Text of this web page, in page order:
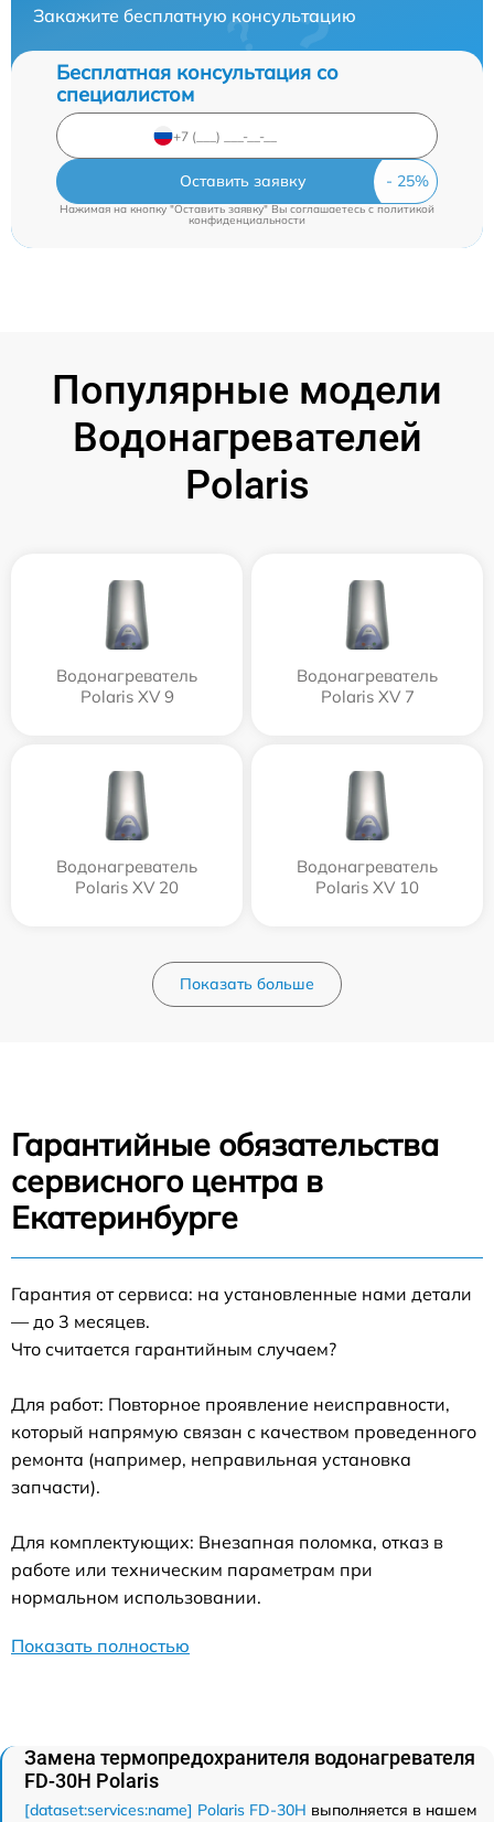
Закажите бесплатную консультацию
Бесплатная консультация со
специалистом
Оставить заявку
Нажимая на кнопку "Оставить заявку" Вы соглашаетесь cполитикой
конфиденциальности
Популярные модели
Водонагревателей
Polaris
Водонагреватель
Polaris XV 9
Водонагреватель
Polaris XV 7
Водонагреватель
Polaris XV 20
Водонагреватель
Polaris XV 10
Показать больше
Гарантийные обязательства
сервисного центра в
Екатеринбурге
Гарантия от сервиса: на установленные нами детали
— до 3 месяцев.
Что считается гарантийным случаем?
Для работ: Повторное проявление неисправности,
который напрямую связан с качеством проведенного
ремонта (например, неправильная установка
запчасти).
Для комплектующих: Внезапная поломка, отказ в
работе или техническим параметрам при
нормальном использовании.
Показать полностью
Замена термопредохранителя водонагревателя
FD-30H Polaris
[dataset:services:name] Polaris FD-30H выполняется в нашем